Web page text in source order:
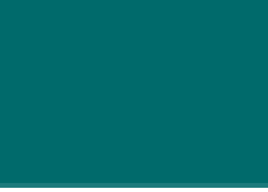
kresničk v Őrségu je v polnem razcvetu!